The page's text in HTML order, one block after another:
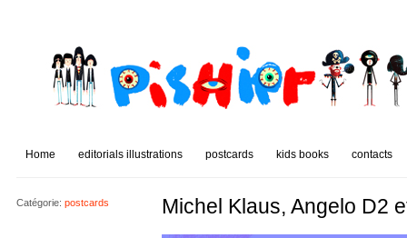
Home editorials illustrations postcards kids books contacts
Catégorie: postcards Michel Klaus, Angelo D2